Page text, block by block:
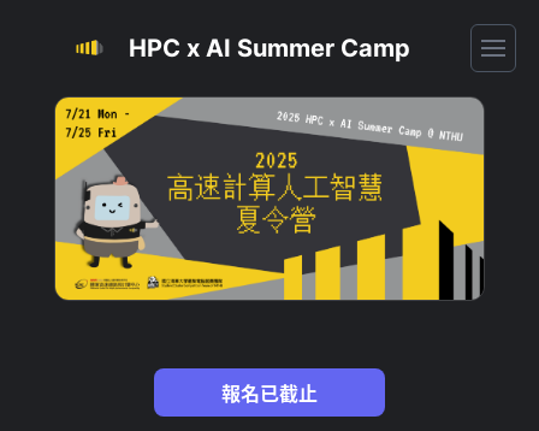
HPC x AI Summer Camp
報名已截止